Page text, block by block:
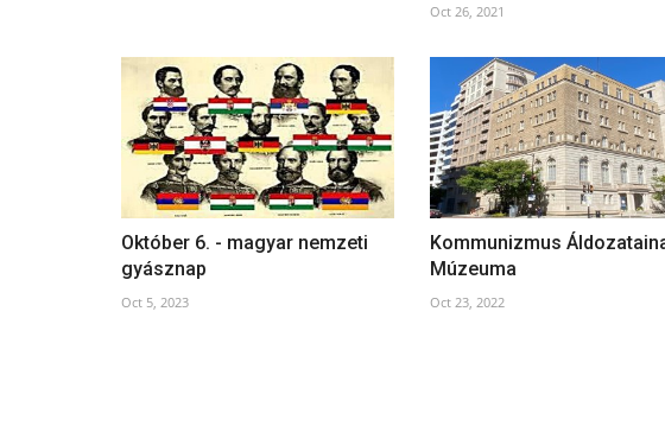
Oct 26, 2021
Október 6. - magyar nemzeti
gyásznap
Oct 5, 2023
Kommunizmus
Múzeuma
Oct 23, 2022